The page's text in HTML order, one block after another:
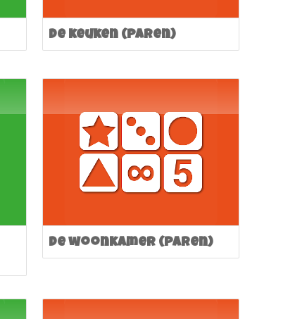
De keuken (paren)
De woonkamer (paren)